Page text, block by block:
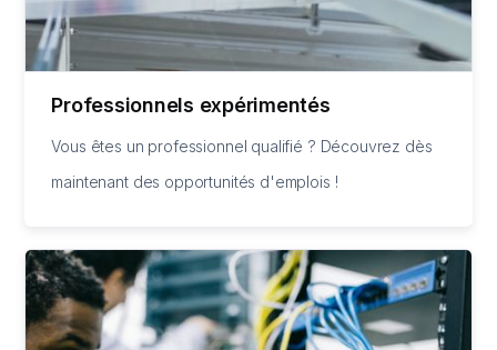
Professionnels expérimentés
Vous êtes un professionnel qualifié ? Découvrez dès
maintenant des opportunités d'emplois !